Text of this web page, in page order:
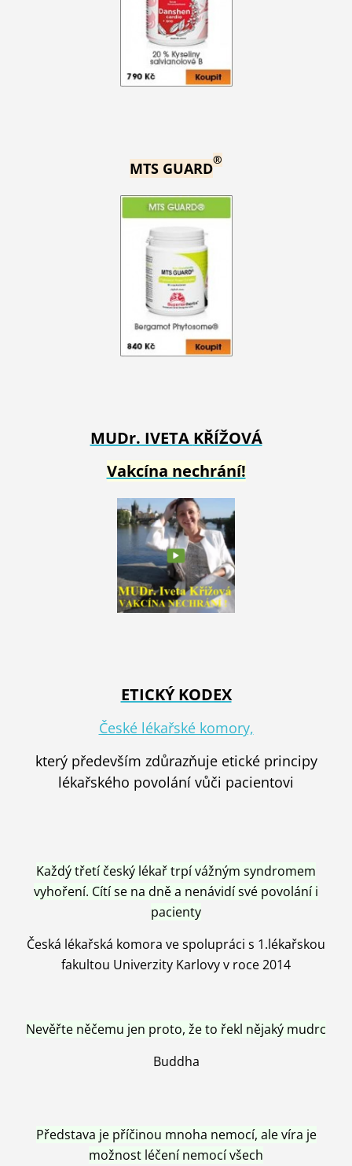
MTS GUARD®
MUDr. IVETA KŘÍŽOVÁ
Vakcína nechrání!
ETICKÝ KODEX
České lékařské komory,
který především zdůrazňuje etické principy
lékařského povolání vůči pacientovi
Každý třetí český lékař trpí vážným syndromem
vyhoření. Cítí se na dně a nenávidí své povolání i
pacienty
Česká lékařská komora ve spolupráci s 1.lékařskou
fakultou Univerzity Karlovy v roce 2014
Nevěřte něčemu jen proto, že to řekl nějaký mudrc
Buddha
Představa je příčinou mnoha nemocí, ale víra je
možnost léčení nemocí všech